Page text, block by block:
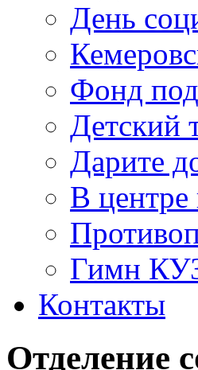
День
Фонд
Детский
Дарите
В центре
Гимн
Контакты
Отделение